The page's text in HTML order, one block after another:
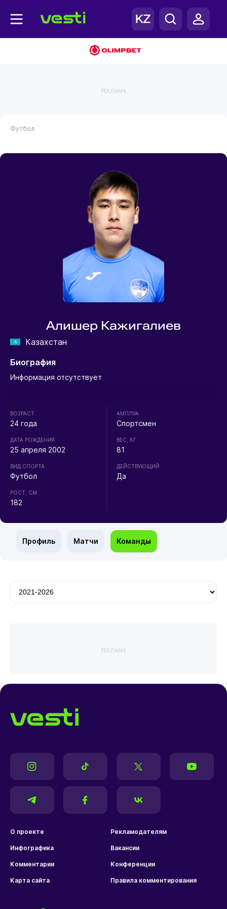
РЕКЛАМА
Футбол
Алишер Кажигалиев
Казахстан
Биография
Информация отсутствует
ВОЗРАСТ
24 года
ДАТА РОЖДЕНИЯ
25 апреля 2002
ВИД СПОРТА
Футбол
РОСТ, СМ
182
АМПЛУА
Спортсмен
ВЕС, КГ
81
ДЕЙСТВУЮЩИЙ
Да
Профиль Матчи Команды
РЕКЛАМА
О проекте Рекламодателям
Инфографика Вакансии
Комментарии Конференции
Карта сайта Правила комментирования